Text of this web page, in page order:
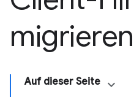
migrieren
Auf dieser Seite